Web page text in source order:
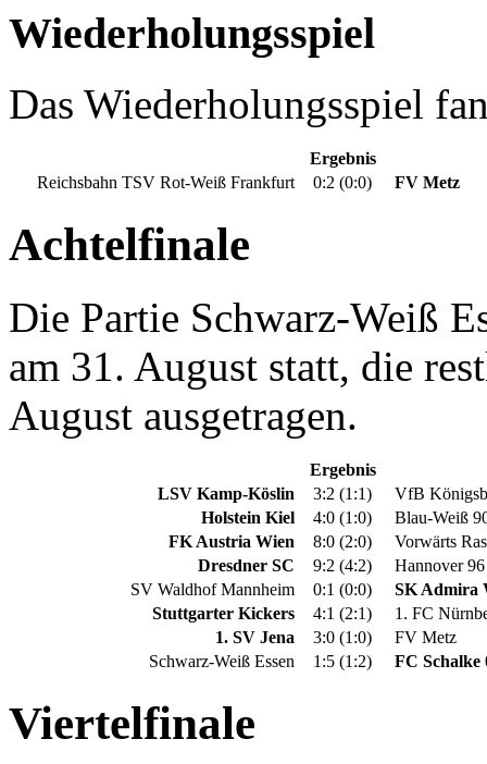
Wiederholungsspiel
Das Wiederholungsspiel
Ergebnis
Reichsbahn TSV Rot-Weiß Frankfurt
0:2 (0:0) FV Metz
Achtelfinale
Die Partie Schwarz-Weiß
am 31. August statt, die
August ausgetragen.
Ergebnis
LSV Kamp-Köslin
3:2 (1:1)
VfB
Holstein Kiel
4:0 (1:0)
Blau-Weiß
FK Austria Wien
8:0 (2:0)
Vorwärts
Dresdner SC
9:2 (4:2)
Hannover 96
SV Waldhof Mannheim
0:1 (0:0)
SK Admira
Stuttgarter Kickers
4:1 (2:1)
1. FC
1. SV Jena
3:0 (1:0)
FV Metz
Schwarz-Weiß Essen
1:5 (1:2) FC Schalke
Viertelfinale